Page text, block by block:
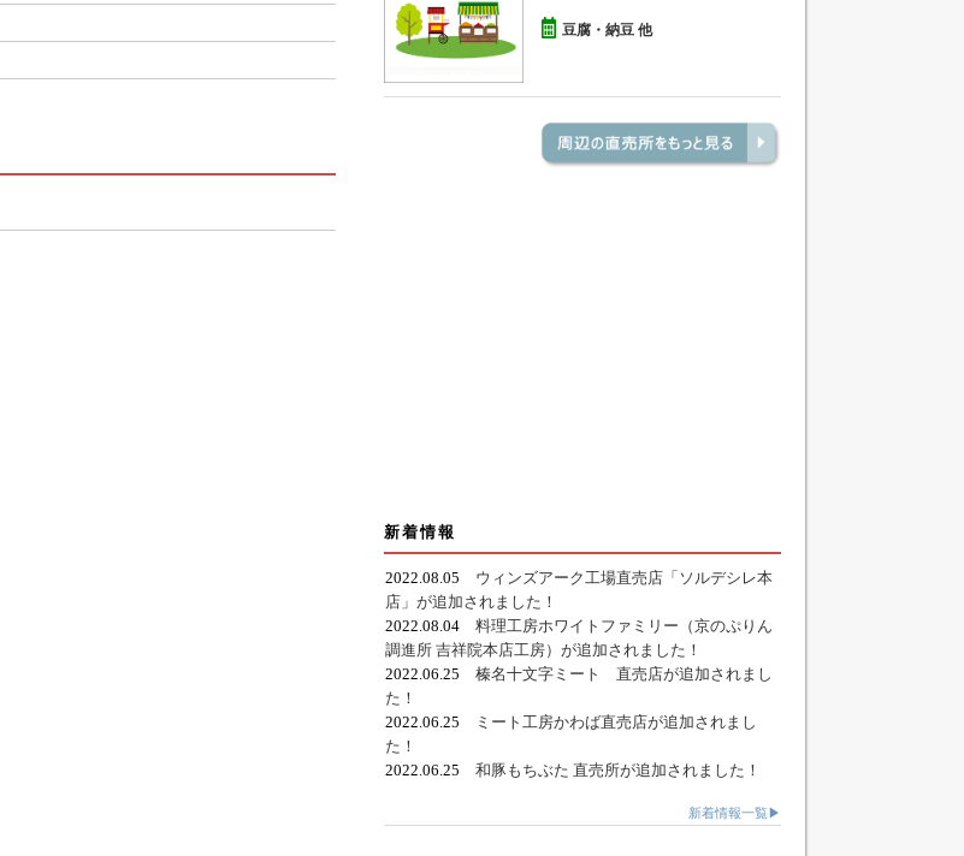
豆腐・納豆 他
新着情報
2022.08.05 ウィンズアーク工場直売店「ソルデシレ本
店」が追加されました！
2022.08.04 料理工房ホワイトファミリー（京のぷりん
調進所 吉祥院本店工房）が追加されました！
2022.06.25 榛名十文字ミート 直売店が追加されまし
た！
2022.06.25
ミート工房かわば直売店が追加されまし
た！
2022.06.25 和豚もちぶた 直売所が追加されました！
新着情報一覧▶